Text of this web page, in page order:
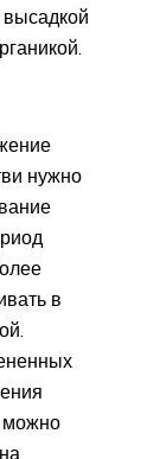
нужно
в
можно